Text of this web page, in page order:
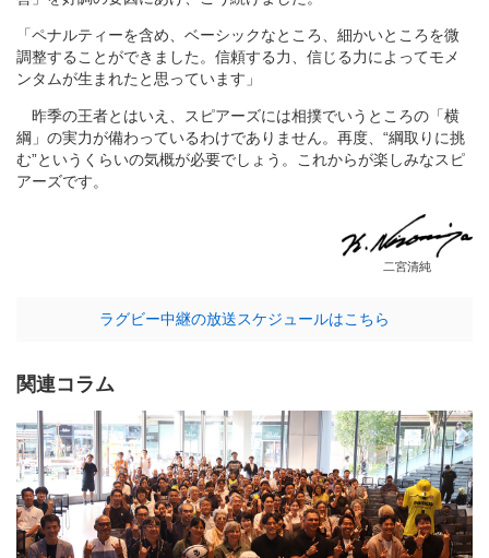
「ペナルティーを含め、ベーシックなところ、細かいところを微
調整することができました。信頼する力、信じる力によってモメ
ンタムが生まれたと思っています」
昨季の王者とはいえ、スピアーズには相撲でいうところの「横
綱」の実力が備わっているわけでありません。再度、“綱取りに挑
む”というくらいの気概が必要でしょう。これからが楽しみなスピ
アーズです。
二宮清純
ラグビー中継の放送スケジュールはこちら
関連コラム